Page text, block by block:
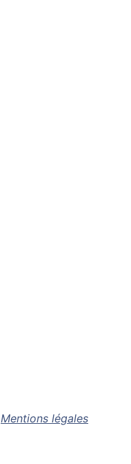
Mentions légales